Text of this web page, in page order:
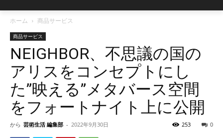
ホーム 商品サービス
商品サービス
NEIGHBOR、不思議の国の
アリスをコンセプトにし
た”映える”メタバース空間
をフォートナイト上に公開
から 芸術生活 編集部 - 2022年9月30日 0
253